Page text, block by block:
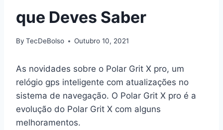
que Deves Saber
By TecDeBolso Outubro 10, 2021
As novidades sobre o Polar Grit X pro, um
relógio gps inteligente com atualizações no
sistema de navegação. O Polar Grit X pro é a
evolução do Polar Grit X com alguns
melhoramentos.